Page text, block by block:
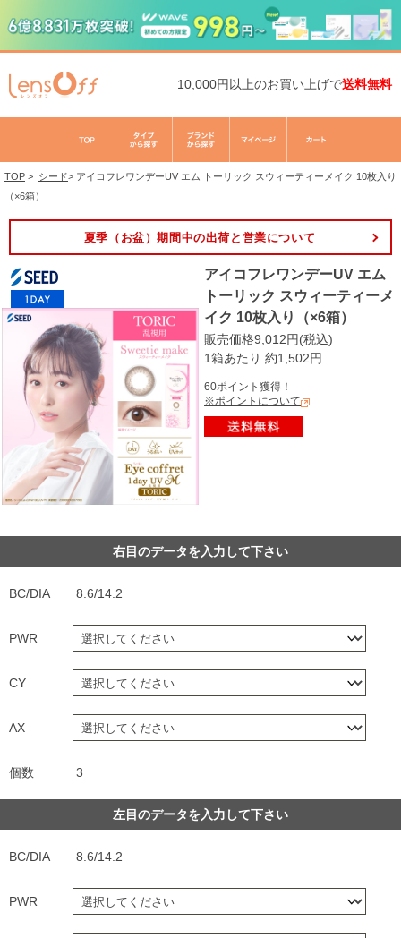
10,000円以上のお買い上げで送料無料
TOP > シード> アイコフレワンデーUV エム トーリック スウィーティーメイク 10枚入り
（×6箱）
夏季（お盆）期間中の出荷と営業について
アイコフレワンデーUV エム
トーリック スウィーティーメ
イク 10枚入り（×6箱）
販売価格9,012円(税込)
1箱あたり 約1,502円
60ポイント獲得！
※ポイントについて
右目のデータを入力して下さい
BC/DIA 8.6/14.2
PWR
CY
AX
個数 3
左目のデータを入力して下さい
BC/DIA 8.6/14.2
PWR